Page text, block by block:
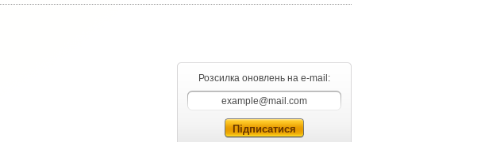
Розсилка оновлень на e-mail: